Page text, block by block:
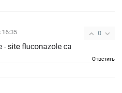
0
16:35
-site fluconazole ca
Ответить